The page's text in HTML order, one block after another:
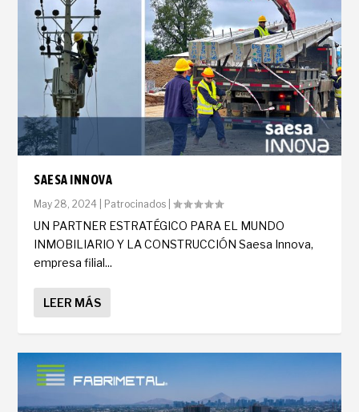
SAESA INNOVA
May 28, 2024 Patrocinados |
UN PARTNER ESTRATÉGICO PARA EL MUNDO
INMOBILIARIO Y LA CONSTRUCCIÓN Saesa Innova,
empresa filial...
LEER MÁS